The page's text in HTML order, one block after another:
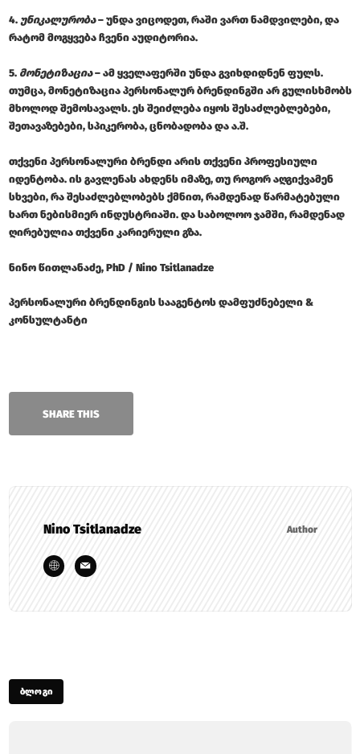
4. უნიკალურობა– უნდა ვიცოდეთ, რაში ვართ ნამდვილები, და
რატომ მოგყვება ჩვენი აუდიტორია.
5. მონეტიზაცია– ამ ყველაფერში უნდა გვიხდიდნენ ფულს.
თუმცა, მონეტიზაცია პერსონალურ ბრენდინგში არ გულისხმობს
მხოლოდ შემოსავალს. ეს შეიძლება იყოს შესაძლებლებები,
შეთავაზებები, სპიკერობა, ცნობადობა და ა.შ.
თქვენი პერსონალური ბრენდი არის თქვენი პროფესიული
იდენტობა. ის გავლენას ახდენს იმაზე, თუ როგორ აღგიქვამენ
სხვები, რა შესაძლებლობებს ქმნით, რამდენად წარმატებული
ხართ ნებისმიერ ინდუსტრიაში. და საბოლოო ჯამში, რამდენად
ღირებულია თქვენი კარიერული გზა.
ნინო წითლანაძე, PhD / Nino Tsitlanadze
პერსონალური ბრენდინგის სააგენტოს დამფუძნებელი &
კონსულტანტი
SHARE THIS
Nino Tsitlanadze Author
ᲑᲚᲝᲒᲘ